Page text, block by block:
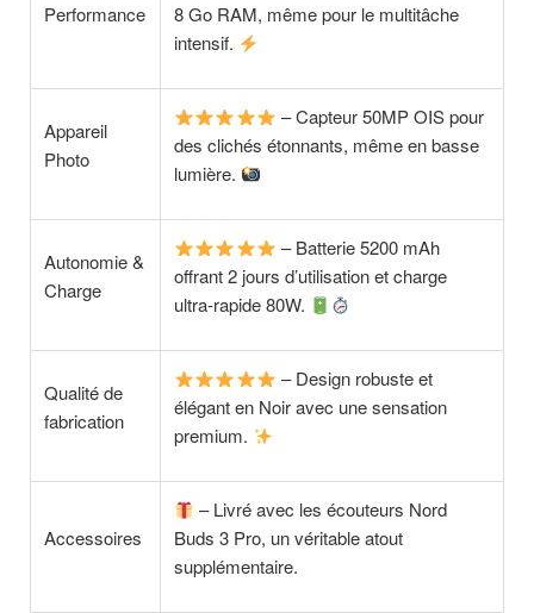
Performance
8 Go RAM, même pour le multitâche
intensif.
Appareil
Photo
– Capteur 50MP OIS pour
des clichés étonnants, même en basse
lumière.
Autonomie &
Charge
– Batterie 5200 mAh
offrant 2 jours d’utilisation et charge
ultra-rapide 80W.
Qualité de
fabrication
– Design robuste et
élégant en Noir avec une sensation
premium.
Accessoires
– Livré avec les écouteurs Nord
Buds 3 Pro, un véritable atout
supplémentaire.